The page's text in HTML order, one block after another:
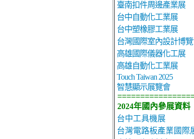
臺南扣件周邊產業展
台中自動化工業展
台中塑橡膠工業展
台灣國際室內設計博
高雄國際儀器化工展
高雄自動化工業展
Touch Taiwan 2025
智慧顯示展覽會
2024年國內參展資料
台中工具機展
台灣電路板產業國際